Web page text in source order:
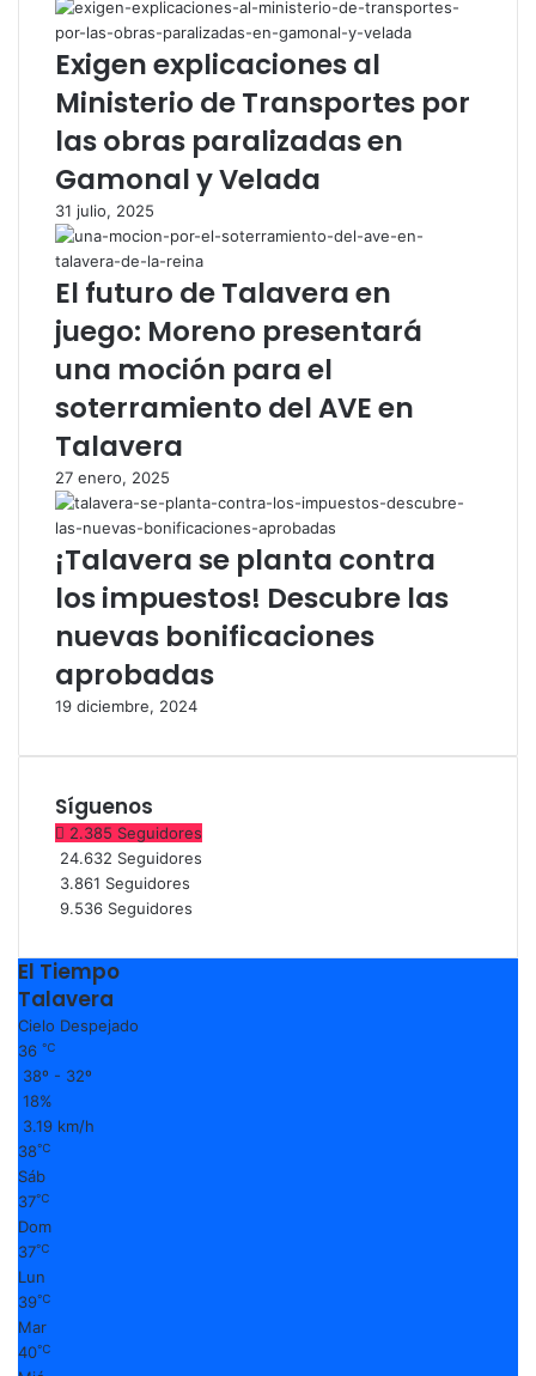
F
r
a
n
a
n
I
i
d
o
0
7
T
a
a
a
e
l
R
Exigen explicaciones al
Ministerio de Transportes por
las obras paralizadas en
Gamonal y Velada
31 julio, 2025
El futuro de Talavera en
juego: Moreno presentará
una moción para el
soterramiento del AVE en
Talavera
27 enero, 2025
¡Talavera se planta contra
los impuestos! Descubre las
nuevas bonificaciones
aprobadas
19 diciembre, 2024
Síguenos
2.385 Seguidores
24.632 Seguidores
3.861 Seguidores
9.536 Seguidores
El Tiempo
Talavera
Cielo Despejado
36 ℃
38º - 32º
18%
3.19 km/h
38℃
Sáb
37℃
Dom
37℃
Lun
39℃
Mar
40℃